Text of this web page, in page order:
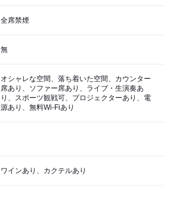
全席禁煙
無
オシャレな空間、落ち着いた空間、カウンター
席あり、ソファー席あり、ライブ・生演奏あ
り、スポーツ観戦可、プロジェクターあり、電
源あり、無料Wi-Fiあり
ワインあり、カクテルあり